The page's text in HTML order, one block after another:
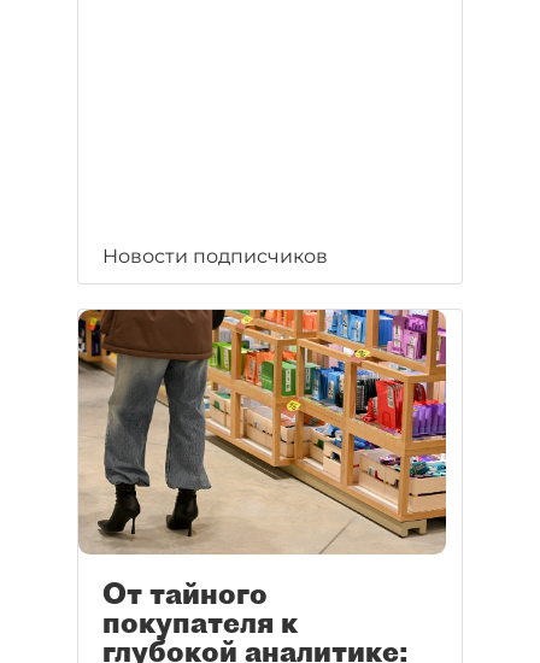
Новости подписчиков
От тайного
покупателя к
глубокой аналитике: